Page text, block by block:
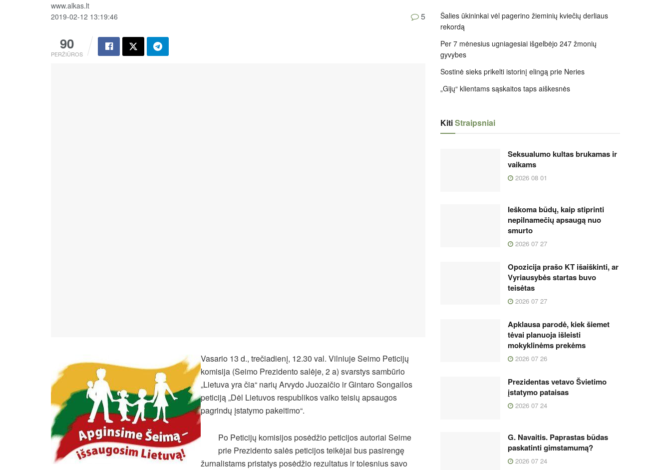
www.alkas.lt
2019-02-12 13:19:46
90
PERŽIŪROS
5
Vasario 13 d., trečiadienį, 12.30 val. Vilniuje Seimo Peticijų
komisija (Seimo Prezidento salėje, 2 a) svarstys sambūrio
„Lietuva yra čia“ narių Arvydo Juozaičio ir Gintaro Songailos
peticiją „Dėl Lietuvos respublikos vaiko teisių apsaugos
pagrindų įstatymo pakeitimo“.
Po Peticijų komisijos posėdžio peticijos autoriai Seime
prie Prezidento salės peticijos teikėjai bus pasirengę
žurnalistams pristatys posėdžio rezultatus ir tolesnius savo
Šalies ūkininkai vėl pagerino žieminių kviečių derliaus
rekordą
Per 7 mėnesius ugniagesiai išgelbėjo 247 žmonių
gyvybes
Sostinė sieks prikelti istorinį elingą prie Neries
„Gijų“ klientams sąskaitos taps aiškesnės
KitiStraipsniai
Seksualumo kultas brukamas ir
vaikams
2026 08 01
Ieškoma būdų, kaip stiprinti
nepilnamečių apsaugą nuo
smurto
2026 07 27
Opozicija prašo KT išaiškinti, ar
Vyriausybės startas buvo
teisėtas
2026 07 27
Apklausa parodė, kiek šiemet
tėvai planuoja išleisti
mokyklinėms prekėms
2026 07 26
Prezidentas vetavo Švietimo
įstatymo pataisas
2026 07 24
G. Navaitis. Paprastas būdas
paskatinti gimstamumą?
2026 07 24